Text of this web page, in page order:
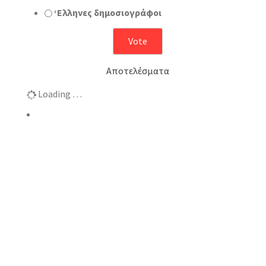
‘Ελληνες δημοσιογράφοι
Αποτελέσματα
Loading …